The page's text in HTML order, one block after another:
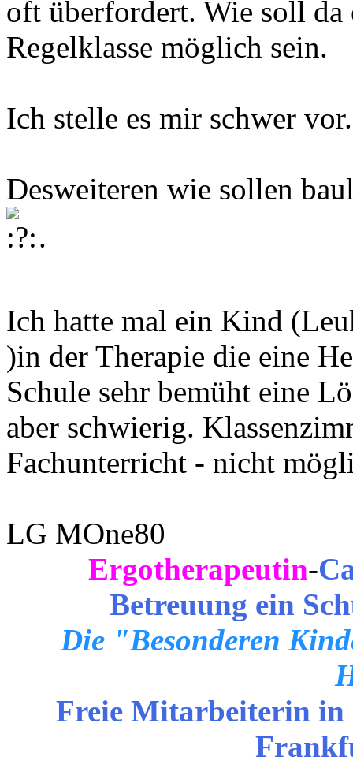
oft überfordert. Wie soll
Regelklasse möglich sein.
Ich stelle es mir schwer vor.
Desweiteren wie sollen
.
Ich hatte mal ein Kind
)in der Therapie die eine
Schule sehr bemüht eine
aber schwierig.
Fachunterricht - nicht
LG MOne80
Ergotherapeutin-
Betreuung ein
Die "Besonderen
Freie Mitarbeiterin in